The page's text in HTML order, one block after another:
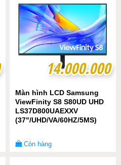
14.000.000
14.000.000
Màn hình LCD Samsung
ViewFinity S8 S80UD UHD
LS37D800UAEXXV
(37"/UHD/VA/60HZ/5MS)
Còn hàng